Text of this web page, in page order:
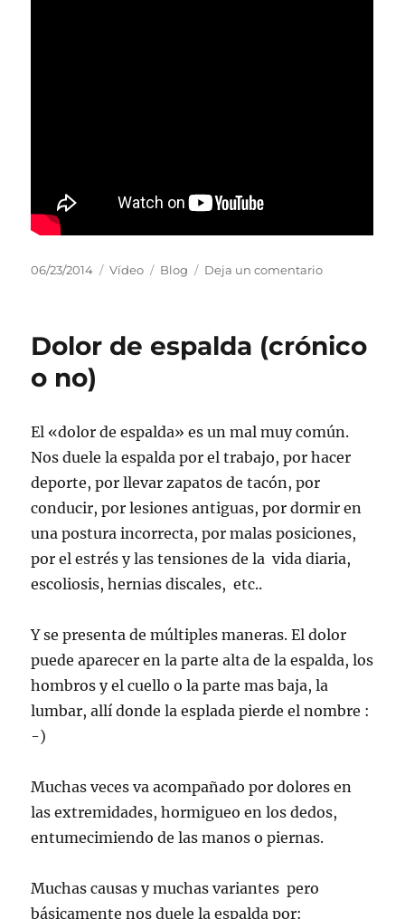
Publicado
06/23/2014 Formato
Vídeo Categorías
Blog Deja un comentarioen
en
Dolor de espalda (crónico
o no)
El «dolor de espalda» es un mal muy común.
Nos duele la espalda por el trabajo, por hacer
deporte, por llevar zapatos de tacón, por
conducir, por lesiones antiguas, por dormir en
una postura incorrecta, por malas posiciones,
por el estrés y las tensiones de la vida diaria,
escoliosis, hernias discales, etc..
Y se presenta de múltiples maneras. El dolor
puede aparecer en la parte alta de la espalda, los
hombros y el cuello o la parte mas baja, la
lumbar, allí donde la esplada pierde el nombre :
-)
Muchas veces va acompañado por dolores en
las extremidades, hormigueo en los dedos,
entumecimiendo de las manos o piernas.
Muchas causas y muchas variantes pero
básicamente nos duele la espalda por: